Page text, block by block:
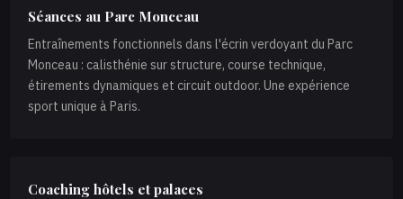
Séances au Parc Monceau
Entraînements fonctionnels dans l'écrin verdoyant du Parc
Monceau : calisthénie sur structure, course technique,
étirements dynamiques et circuit outdoor. Une expérience
sport unique à Paris.
Coaching hôtels et palaces